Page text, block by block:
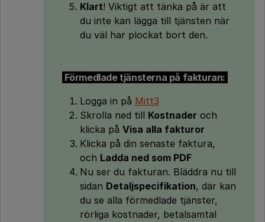
Klart! Viktigt att tänka på är att
du inte kan lägga till tjänsten när
du väl har plockat bort den.
Förmedlade tjänsterna på fakturan:
Logga in på Mitt3
Skrolla ned till Kostnader och
klicka på Visa alla fakturor
Klicka på din senaste faktura,
och Ladda ned som PDF
Nu ser du fakturan. Bläddra nu till
sidan Detaljspecifikation, där kan
du se alla förmedlade tjänster,
rörliga kostnader, betalsamtal